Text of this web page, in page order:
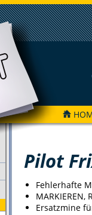
Pilot
Fehlerhafte
MARKIEREN,
Ersatzmine